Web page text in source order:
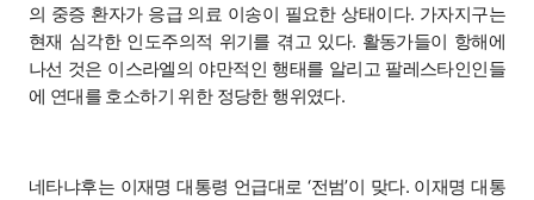
의 중증 환자가 응급 의료 이송이 필요한 상태이다. 가자지구는
현재 심각한 인도주의적 위기를 겪고 있다. 활동가들이 항해에
나선 것은 이스라엘의 야만적인 행태를 알리고 팔레스타인인들
에 연대를 호소하기 위한 정당한 행위였다.
네타냐후는 이재명 대통령 언급대로 ‘전범’이 맞다. 이재명 대통